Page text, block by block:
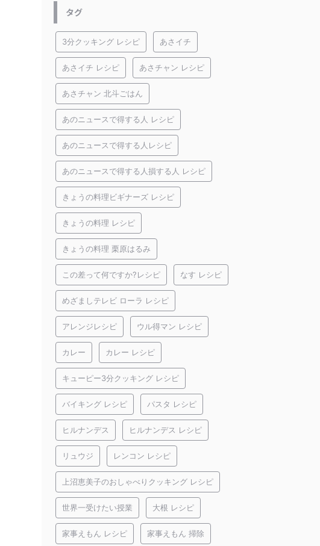
タグ
3分クッキング レシピ あさイチ
あさイチ レシピ あさチャン レシピ
あさチャン 北斗ごはん
あのニュースで得する人 レシピ
あのニュースで得する人レシピ
あのニュースで得する人損する人 レシピ
きょうの料理ビギナーズ レシピ
きょうの料理 レシピ
きょうの料理 栗原はるみ
この差って何ですか?レシピ なす レシピ
めざましテレビ ローラ レシピ
アレンジレシピ ウル得マン レシピ
カレー カレー レシピ
キューピー3分クッキング レシピ
バイキング レシピ パスタ レシピ
ヒルナンデス ヒルナンデス レシピ
リュウジ レンコン レシピ
上沼恵美子のおしゃべりクッキング レシピ
世界一受けたい授業 大根 レシピ
家事えもん レシピ 家事えもん 掃除